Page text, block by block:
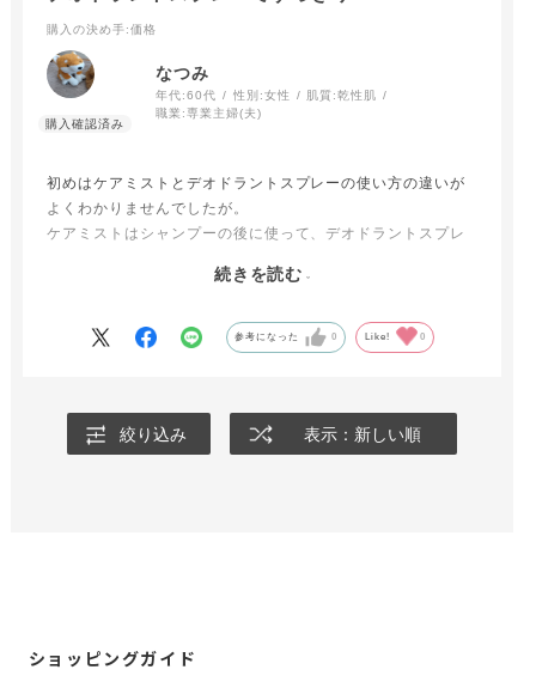
購入の決め手:価格
なつみ
年代:60代 性別:女性 肌質:乾性肌
職業:専業主婦(夫)
初めはケアミストとデオドラントスプレーの使い方の違いが
よくわかりませんでしたが。
ケアミストはシャンプーの後に使って、デオドラントスプレ
汗をよくかく今の季節でも、ウィッグは毎日はシャンプー出
た。毛が絡まないだけで無く臭いが気にならずにすっきりと
とても気持ち良くウィッグが使えています。
続きを読む
参考になった 0 Like! 0
絞り込み 表示：新しい順
ショッピングガイド